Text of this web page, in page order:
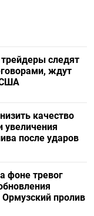
следят
ждут
качество
увеличения
после ударов
фоне тревог
Ормузский пролив